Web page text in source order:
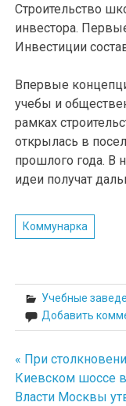
Строительство
инвестора.
Инвестиции
Впервые
учебы и
рамках
открылась в
прошлого года. В
идеи получат
Коммунарка
Учебные
Добавить
Навигация
по
« При
Киевском шоссе
Власти Москвы